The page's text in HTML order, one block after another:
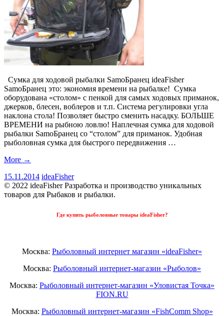
Сумка для ходовой рыбалки SamoБранец ideaFisher
SamoБранец это: экономия времени на рыбалке! Сумка
оборудована «столом» с пенкой для самых ходовых приманок,
джерков, блесен, воблеров и т.п. Система регулировки угла
наклона стола! Позволяет быстро сменить насадку. БОЛЬШЕ
ВРЕМЕНИ на рыбною ловлю! Наплечная сумка для ходовой
рыбалки SamoБранец со “столом” для приманок. Удобная
рыболовная сумка для быстрого передвижения …
More →
15.11.2014 ideaFisher
© 2022 ideaFisher Разработка и производство уникальных
товаров для Рыбаков и рыбалки.
Где купить рыболовные товары ideaFisher?
Москва: Рыболовный интернет магазин «ideaFisher»
Москва: Рыболовный интернет-магазин «Рыболов»
Москва: Рыболовный интернет-магазин «Уловистая Точка»
FION.RU
Москва: Рыболовный интернет-магазин «FishComm Shop»